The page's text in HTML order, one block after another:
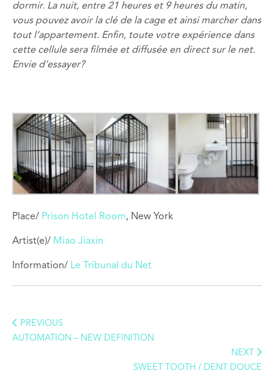
dormir. La nuit, entre 21 heures et 9 heures du matin,
vous pouvez avoir la clé de la cage et ainsimarcher dans
tout l’appartement. Enfin, toute votre expérience dans
cette cellule sera filmée et diffusée en direct sur ​​le net.
Envie d’essayer?
Place/ Prison Hotel Room, New York
Artist(e)/ Miao Jiaxin
Information/ Le Tribunal du Net
PREVIOUS
AUTOMATION – NEW DEFINITION
NEXT
SWEET TOOTH / DENT DOUCE